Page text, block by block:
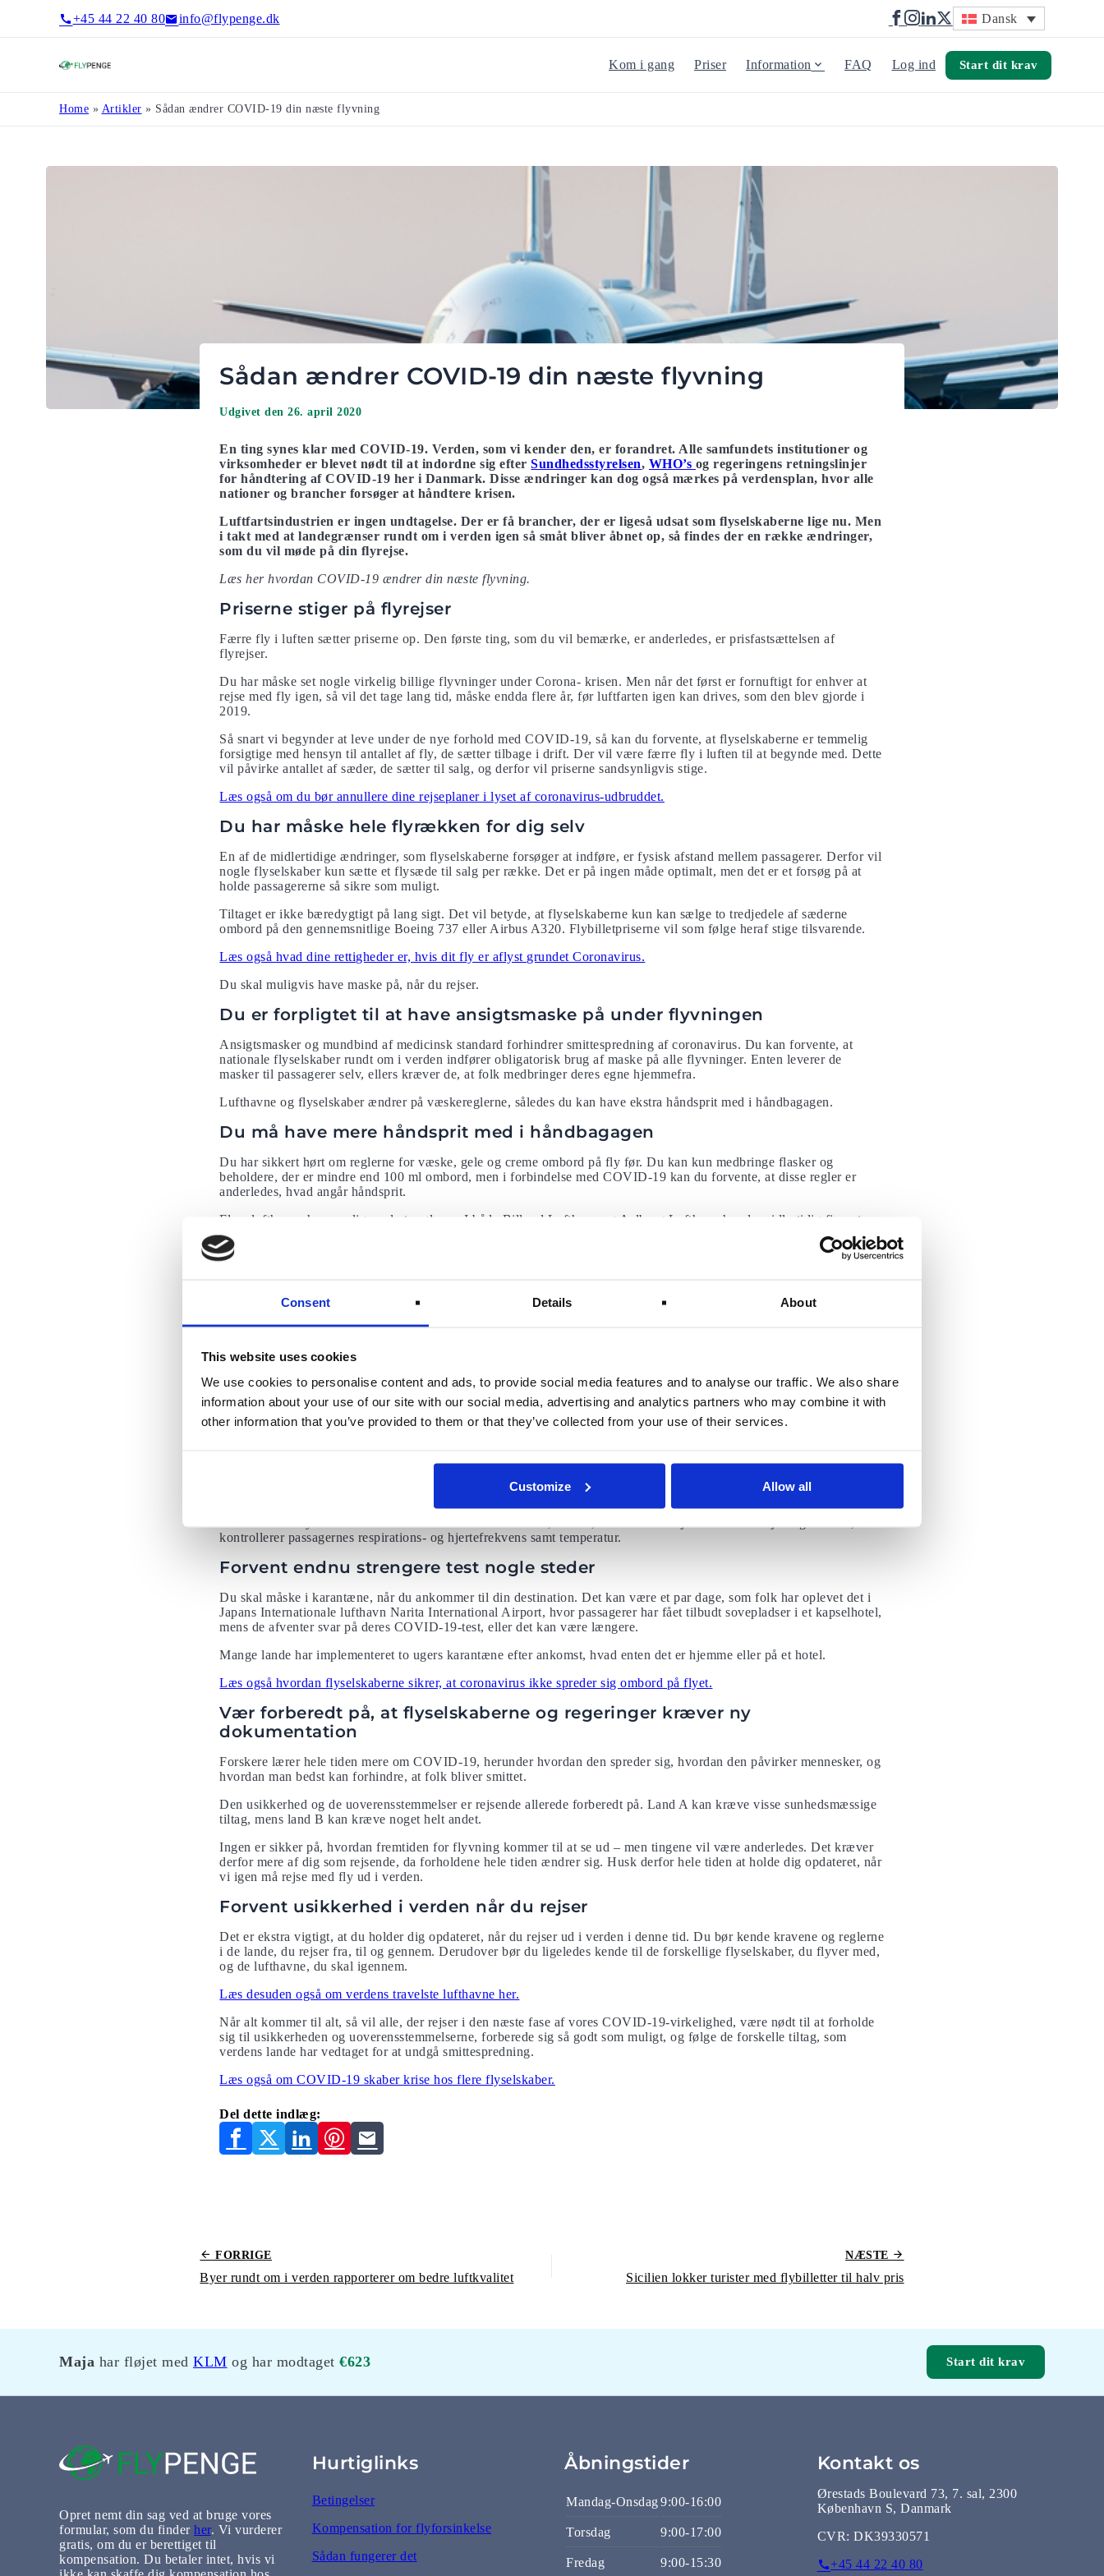
Consent Details About
This website uses cookies
We use cookies to personalise content and ads, to provide social media features and to analyse our traffic. We also share
information about your use of our site with our social media, advertising and analytics partners who may combine it with
other information that you’ve provided to them or that they’ve collected from your use of their services.
Customize Allow all
+45 44 22 40 80 info@flypenge.dk Dansk
Kom i gang Priser Information FAQ Log ind Start dit krav
Home » Artikler » Sådan ændrer COVID-19 din næste flyvning
Sådan ændrer COVID-19 din næste flyvning
Udgivet den 26. april 2020
En ting synes klar med COVID-19. Verden, som vi kender den, er forandret. Alle samfundets institutioner og
virksomheder er blevet nødt til at indordne sig efterSundhedsstyrelsen, WHO’s og regeringens retningslinjer
for håndtering af COVID-19 her i Danmark. Disse ændringer kan dog også mærkes på verdensplan, hvor alle
nationer og brancher forsøger at håndtere krisen.
Luftfartsindustrien er ingen undtagelse. Der er få brancher, der er ligeså udsat som flyselskaberne lige nu. Men
i takt med at landegrænser rundt om i verden igen så småt bliver åbnet op, så findes der en række ændringer,
som du vil møde på din flyrejse.
Læs her hvordan COVID-19 ændrer din næste flyvning.
Priserne stiger på flyrejser
Færre fly i luften sætter priserne op. Den første ting, som du vil bemærke, er anderledes, er prisfastsættelsen af ​​
flyrejser.
Du har måske set nogle virkelig billige flyvninger under Corona- krisen. Men når det først er fornuftigt for enhver at
rejse med fly igen, så vil det tage lang tid, måske endda flere år, før luftfarten igen kan drives, som den blev gjorde i
2019.
Så snart vi begynder at leve under de nye forhold med COVID-19, så kan du forvente, at flyselskaberne er temmelig
forsigtige med hensyn til antallet af fly, de sætter tilbage i drift. Der vil være færre fly i luften til at begynde med. Dette
vil påvirke antallet af sæder, de sætter til salg, og derfor vil priserne sandsynligvis stige.
Læs også om du bør annullere dine rejseplaner i lyset af coronavirus-udbruddet.
Du har måske hele flyrækken for dig selv
En af de midlertidige ændringer, som flyselskaberne forsøger at indføre, er fysisk afstand mellem passagerer. Derfor vil
nogle flyselskaber kun sætte et flysæde til salg per række. Det er på ingen måde optimalt, men det er et forsøg på at
holde passagererne så sikre som muligt.
Tiltaget er ikke bæredygtigt på lang sigt. Det vil betyde, at flyselskaberne kun kan sælge to tredjedele af sæderne
ombord på den gennemsnitlige Boeing 737 eller Airbus A320. Flybilletpriserne vil som følge heraf stige tilsvarende.
Læs også hvad dine rettigheder er, hvis dit fly er aflyst grundet Coronavirus.
Du skal muligvis have maske på, når du rejser.
Du er forpligtet til at have ansigtsmaske på under flyvningen
Ansigtsmasker og mundbind af medicinsk standard forhindrer smittespredning af coronavirus. Du kan forvente, at
nationale flyselskaber rundt om i verden indfører obligatorisk brug af maske på alle flyvninger. Enten leverer de
masker til passagerer selv, ellers kræver de, at folk medbringer deres egne hjemmefra.
Lufthavne og flyselskaber ændrer på væskereglerne, således du kan have ekstra håndsprit med i håndbagagen.
Du må have mere håndsprit med i håndbagagen
Du har sikkert hørt om reglerne for væske, gele og creme ombord på fly før. Du kan kun medbringe flasker og
beholdere, der er mindre end 100 ml ombord, men i forbindelse med COVID-19 kan du forvente, at disse regler er
anderledes, hvad angår håndsprit.
Flere lufthavne har nemlig ændret reglerne. I både Billund Lufthavn og Aalborg Lufthavn har de midlertidig fjernet
grænserne for, hvor meget håndsprit man må medbringe ombord. I Københavns lufthavn Kastrup er der dog en
begrænsning på maks. en halv liter håndsprit i håndbagagen.
En kvinde i en beskyttelsesdragt måler temperaturen på en mand inde i Henri Coanda International lufthavn for
coronavirus- symptomer.
Passagerer skal sandsynligvis testes for COVID-19
Passagerer, der rejser i denne periode, skal nu måske testes før deres flyrejse. Emirates har som det første flyselskab
testet sine passagerer for coronavirus før indtjekning ved hjælp af blodprøver. Resultaterne af testene gives efter 10
kontrollerer passagernes respirations- og hjertefrekvens samt temperatur.
Forvent endnu strengere test nogle steder
Du skal måske i karantæne, når du ankommer til din destination. Det kan være et par dage, som folk har oplevet det i
Japans Internationale lufthavn Narita International Airport, hvor passagerer har fået tilbudt sovepladser i et kapselhotel,
mens de afventer svar på deres COVID-19-test, eller det kan være længere.
Mange lande har implementeret to ugers karantæne efter ankomst, hvad enten det er hjemme eller på et hotel.
Læs også hvordan flyselskaberne sikrer, at coronavirus ikke spreder sig ombord på flyet.
Vær forberedt på, at flyselskaberne og regeringer kræver ny
dokumentation
Forskere lærer hele tiden mere om COVID-19, herunder hvordan den spreder sig, hvordan den påvirker mennesker, og
hvordan man bedst kan forhindre, at folk bliver smittet.
Den usikkerhed og de uoverensstemmelser er rejsende allerede forberedt på. Land A kan kræve visse sunhedsmæssige
tiltag, mens land B kan kræve noget helt andet.
Ingen er sikker på, hvordan fremtiden for flyvning kommer til at se ud – men tingene vil være anderledes. Det kræver
derfor mere af dig som rejsende, da forholdene hele tiden ændrer sig. Husk derfor hele tiden at holde dig opdateret, når
vi igen må rejse med fly ud i verden.
Forvent usikkerhed i verden når du rejser
Det er ekstra vigtigt, at du holder dig opdateret, når du rejser ud i verden i denne tid. Du bør kende kravene og reglerne
i de lande, du rejser fra, til og gennem. Derudover bør du ligeledes kende til de forskellige flyselskaber, du flyver med,
og de lufthavne, du skal igennem.
Læs desuden også om verdens travelste lufthavne her.
Når alt kommer til alt, så vil alle, der rejser i den næste fase af vores COVID-19-virkelighed, være nødt til at forholde
sig til usikkerheden og uoverensstemmelserne, forberede sig så godt som muligt, og følge de forskelle tiltag, som
verdens lande har vedtaget for at undgå smittespredning.
Læs også om COVID-19 skaber krise hos flere flyselskaber.
Del dette indlæg:
FORRIGE
Byer rundt om i verden rapporterer om bedre luftkvalitet
NÆSTE
Sicilien lokker turister med flybilletter til halv pris
Maja har fløjet med KLM og har modtaget €623 Start dit krav
Opret nemt din sag ved at bruge vores
formular, som du finder her. Vi vurderer
gratis, om du er berettiget til
kompensation. Du betaler intet, hvis vi
Hurtiglinks
Betingelser
Kompensation for flyforsinkelse
Sådan fungerer det
Åbningstider
Mandag-Onsdag9:00-16:00
Torsdag 9:00-17:00
Fredag 9:00-15:30
Kontakt os
Ørestads Boulevard 73, 7. sal, 2300
København S, Danmark
CVR: DK39330571
+45 44 22 40 80